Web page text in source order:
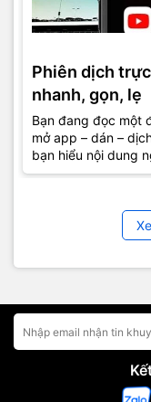
Phiên dịch
nhanh, gọn, lẹ
Bạn đang đọc một
mở app – dán –
bạn hiểu nội dung